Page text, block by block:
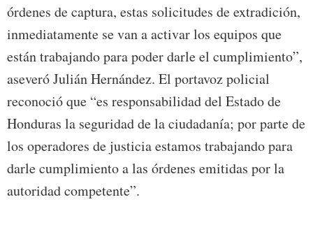
órdenes de captura, estas solicitudes de extradición,
inmediatamente se van a activar los equipos que
están trabajando para poder darle el cumplimiento”,
aseveró Julián Hernández. El portavoz policial
reconoció que “es responsabilidad del Estado de
Honduras la seguridad de la ciudadanía; por parte de
los operadores de justicia estamos trabajando para
darle cumplimiento a las órdenes emitidas por la
autoridad competente”.